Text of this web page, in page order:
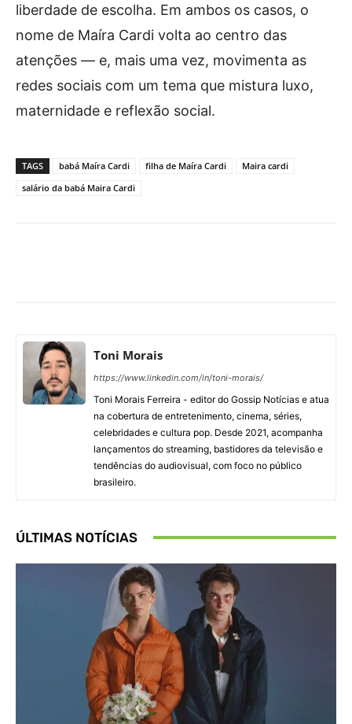
liberdade de escolha. Em ambos os casos, o
nome de Maíra Cardi volta ao centro das
atenções — e, mais uma vez, movimenta as
redes sociais com um tema que mistura luxo,
maternidade e reflexão social.
TAGS babá Maíra Cardi filha de Maíra Cardi
Maira cardi
salário da babá Maira Cardi
Toni Morais
https://www.linkedin.com/in/toni-morais/
Toni Morais Ferreira - editor do Gossip Notícias e atua
na cobertura de entretenimento, cinema, séries,
celebridades e cultura pop. Desde 2021, acompanha
lançamentos do streaming, bastidores da televisão e
tendências do audiovisual, com foco no público
brasileiro.
ÚLTIMAS NOTÍCIAS